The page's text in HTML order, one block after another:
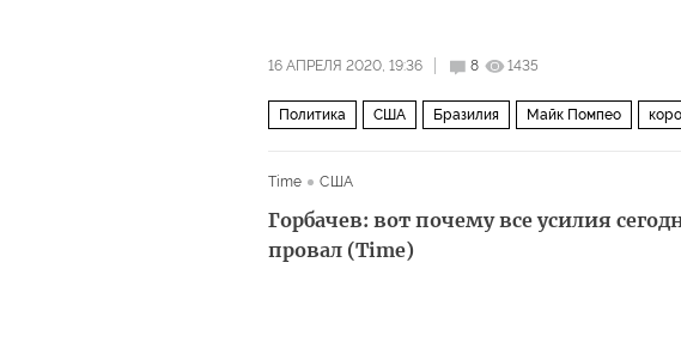
16 АПРЕЛЯ 2020, 19:36 8 1435
Политика США Бразилия Майк Помпео
Time США
Горбачев: вот почему все усилия
провал (Time)